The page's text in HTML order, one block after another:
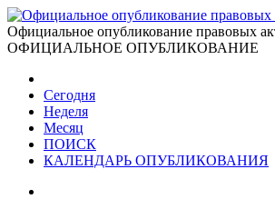
Официальное опубликование правовых
ОФИЦИАЛЬНОЕ ОПУБЛИКОВАНИЕ
Сегодня
Неделя
Месяц
ПОИСК
КАЛЕНДАРЬ ОПУБЛИКОВАНИЯ